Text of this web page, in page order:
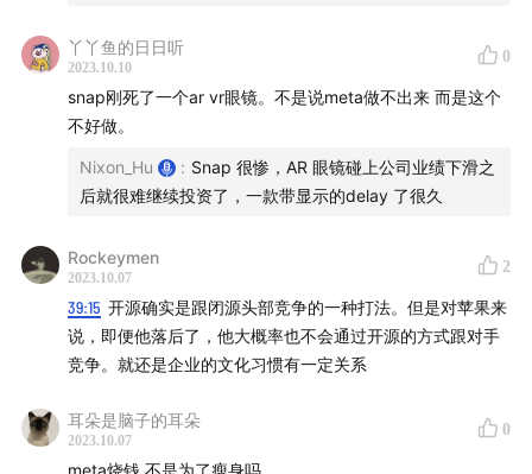
丫丫鱼的日日听
2023.10.10
0
snap刚死了一个ar vr眼镜。不是说meta做不出来 而是这个
不好做。
Nixon_Hu : Snap 很惨，AR 眼镜碰上公司业绩下滑之
后就很难继续投资了，一款带显示的delay 了很久
Rockeymen
2023.10.07
2
39:15 开源确实是跟闭源头部竞争的一种打法。但是对苹果来
说，即便他落后了，他大概率也不会通过开源的方式跟对手
竞争。就还是企业的文化习惯有一定关系
耳朵是脑子的耳朵
2023.10.07
0
meta烧钱 不是为了瘦身吗